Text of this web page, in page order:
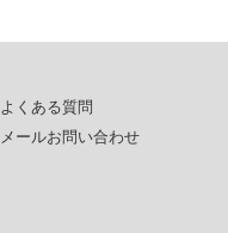
よくある質問
メールお問い合わせ